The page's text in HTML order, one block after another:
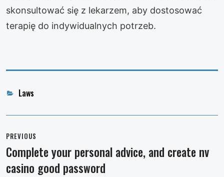
skonsultować się z lekarzem, aby dostosować
terapię do indywidualnych potrzeb.
Categories
Laws
navigation
PREVIOUS
Previous
post:
Complete your personal advice, and create nv
casino good password